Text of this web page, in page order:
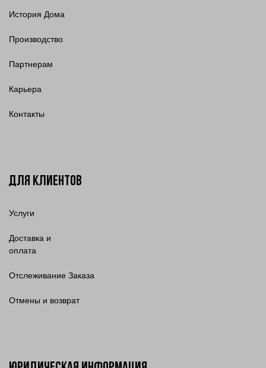
История Дома
Производство
Партнерам
Карьера
Контакты
Для клиентов
Услуги
Доставка и
оплата
Отслеживание Заказа
Отмены и возврат